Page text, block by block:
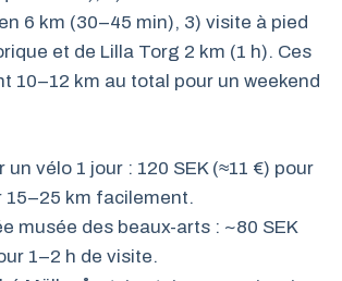
6 km (30–45 min), 3) visite à pied
et de Lilla Torg 2 km (1 h). Ces
10–12 km au total pour un weekend
un vélo 1 jour : 120 SEK (≈11 €) pour
15–25 km facilement.
musée des beaux-arts : ~80 SEK
1–2 h de visite.